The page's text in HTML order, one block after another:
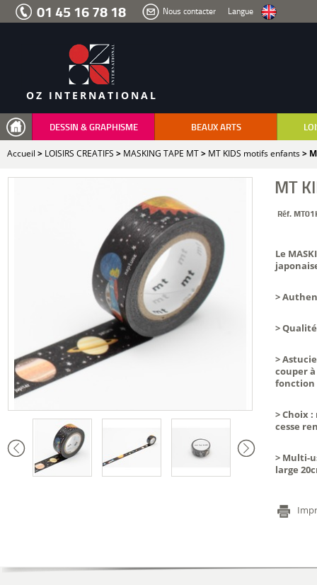
Aller
menu
recherche
01 45 16 78 18 Nous contacter Langue
OZ INTERNATIONAL
DESSIN & GRAPHISME BEAUX ARTS
Accueil > LOISIRS CREATIFS > MASKING TAPE MT> MT KIDS motifs enfants>
MT
Réf.
Le
>
>Qualité
>
couper
fonction
>Choix :
cesse
> Multi-
large